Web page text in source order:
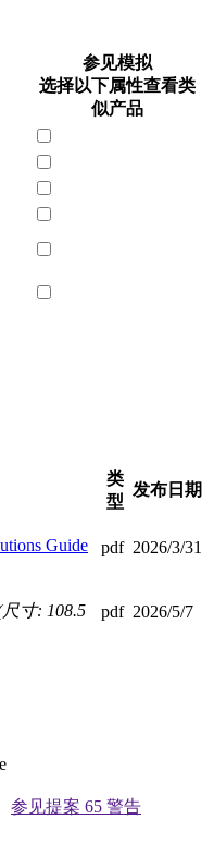
参见模拟
选择以下属性查看类
似产品
类
型
发布日期
Guide
pdf 2026/3/31
寸: 108.5
pdf 2026/5/7
参见提案 65 警告